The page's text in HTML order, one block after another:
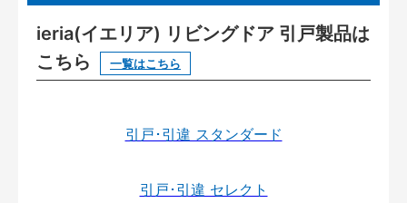
ieria(イエリア) リビングドア 引戸製品は
こちら
一覧はこちら
引戸･引違 スタンダード
引戸･引違 セレクト